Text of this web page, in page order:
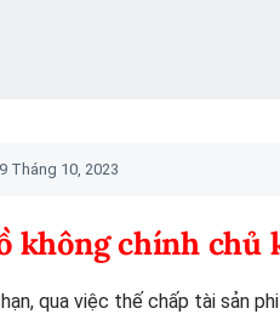
9 Tháng 10, 2023
không chính chủ
qua việc thế chấp tài sản